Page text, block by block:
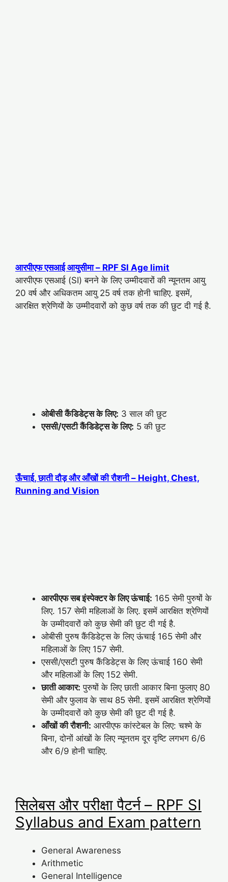
आरपीएफ एसआई आयुसीमा – RPF SI Age limit
आरपीएफ एसआई (SI) बनने के लिए उम्मीदवारों की न्यूनतम आयु
20 वर्ष और अधिकतम आयु 25 वर्ष तक होनी चाहिए. इसमें,
आरक्षित श्रेणियों के उम्मीदवारों को कुछ वर्ष तक की छुट दी गई है.
ओबीसी कैंडिडेट्स के लिए: 3 साल की छुट
एससी/एसटी कैंडिडेट्स के लिए: 5 की छुट
ऊँचाई, छाती दौड़ और आँखों की रौशनी – Height, Chest,
Running and Vision
आरपीएफ सब इंस्पेक्टर के लिए ऊंचाई: 165 सेमी पुरुषों के
लिए. 157 सेमी महिलाओं के लिए. इसमें आरक्षित श्रेणियों
के उम्मीदवारों को कुछ सेमी की छुट दी गई है.
ओबीसी पुरुष कैंडिडेट्स के लिए ऊंचाई 165 सेमी और
महिलाओं के लिए 157 सेमी.
एससी/एसटी पुरुष कैंडिडेट्स के लिए ऊंचाई 160 सेमी
और महिलाओं के लिए 152 सेमी.
छाती आकार: पुरुषों के लिए छाती आकार बिना फुलाए 80
सेमी और फुलाव के साथ 85 सेमी. इसमें आरक्षित श्रेणियों
के उम्मीदवारों को कुछ सेमी की छुट दी गई है.
आँखों की रौशनी: आरपीएफ कांस्टेबल के लिए: चश्मे के
बिना, दोनों आंखों के लिए न्यूनतम दूर दृष्टि लगभग 6/6
और 6/9 होनी चाहिए.
सिलेबस और परीक्षा पैटर्न – RPF SI
Syllabus and Exam pattern
General Awareness
Arithmetic
General Intelligence